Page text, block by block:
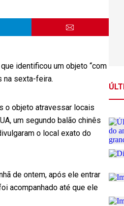
identificou um objeto “com
na sexta-feira.
o objeto atravessar locais
um segundo balão chinês
o local exato do
de ontem, após ele entrar
acompanhado até que ele